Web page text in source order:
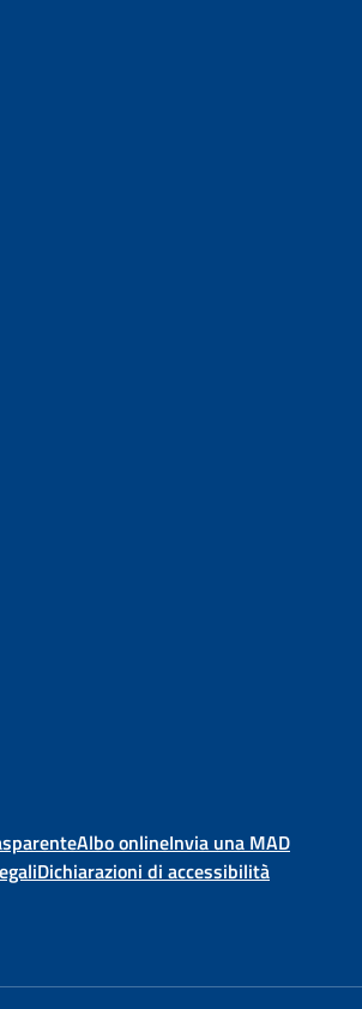
Albo onlineInvia una MAD
Dichiarazioni di accessibilità